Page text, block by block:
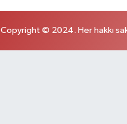
Copyright © 2024. Her hakkı